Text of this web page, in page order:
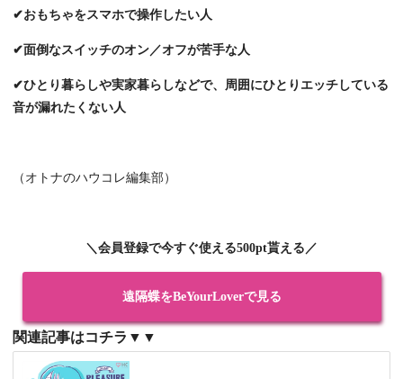
✔おもちゃをスマホで操作したい人
✔面倒なスイッチのオン／オフが苦手な人
✔ひとり暮らしや実家暮らしなどで、周囲にひとりエッチしている
音が漏れたくない人
（オトナのハウコレ編集部）
＼会員登録で今すぐ使える500pt貰える／
遠隔蝶をBeYourLoverで見る
関連記事はコチラ▼▼